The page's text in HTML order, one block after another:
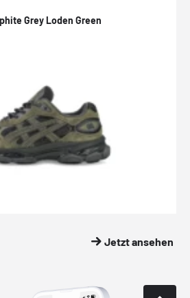
Grey Loden Green
Jetzt ansehen